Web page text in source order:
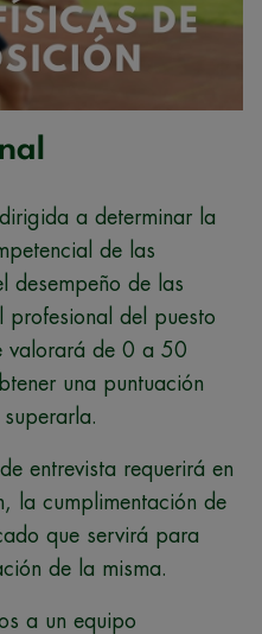
a determinar la
de las
desempeño de las
profesional del puesto
valorará de 0 a 50
una puntuación
entrevista requerirá en
la cumplimentación de
que servirá para
de la misma.
a un equipo